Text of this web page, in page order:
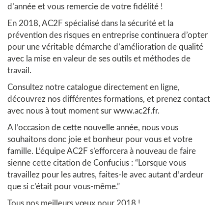
d’année et vous remercie de votre fidélité !
En 2018, AC2F spécialisé dans la sécurité et la
prévention des risques en entreprise continuera d’opter
pour une véritable démarche d’amélioration de qualité
avec la mise en valeur de ses outils et méthodes de
travail.
Consultez notre catalogue directement en ligne,
découvrez nos différentes formations, et prenez contact
avec nous à tout moment sur www.ac2f.fr.
A l’occasion de cette nouvelle année, nous vous
souhaitons donc joie et bonheur pour vous et votre
famille. L’équipe AC2F s’efforcera à nouveau de faire
sienne cette citation de Confucius : “Lorsque vous
travaillez pour les autres, faites-le avec autant d’ardeur
que si c’était pour vous-même.”
Tous nos meilleurs vœux pour 2018 !